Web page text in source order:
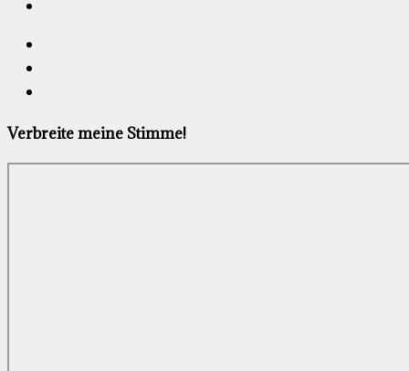
Verbreite meine Stimme!